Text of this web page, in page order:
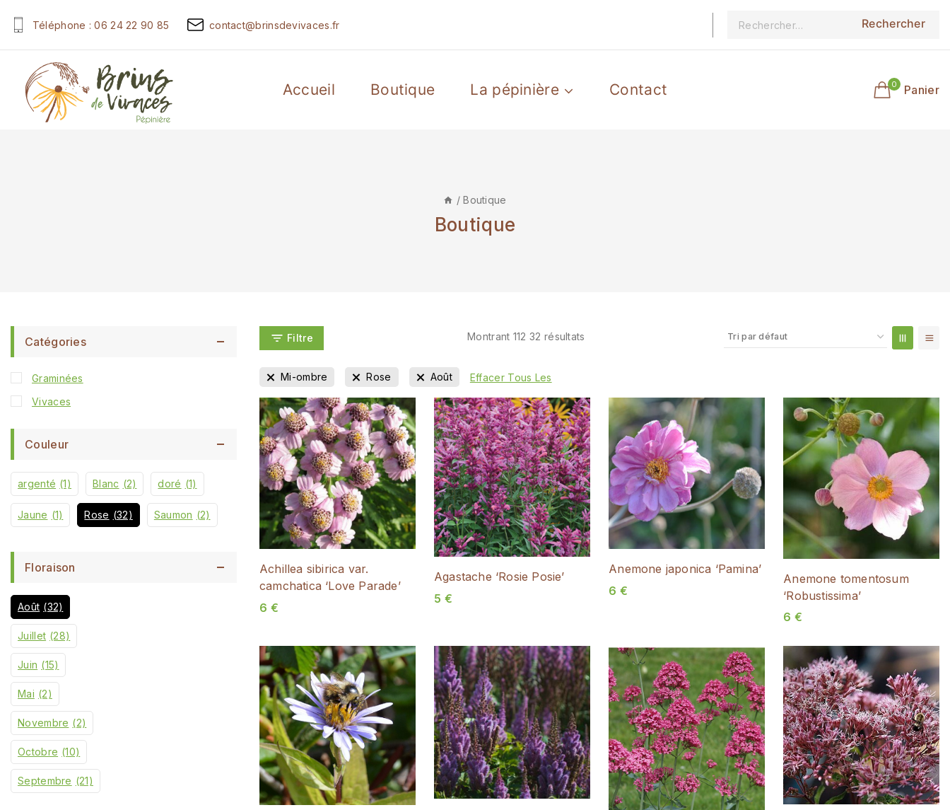
Téléphone : 06 24 22 90 85 contact@brinsdevivaces.fr
Accueil Boutique La pépinière Contact 0 Panier
/ Boutique
Boutique
Filtre Montrant 112 32 résultats
Mi-ombre Rose Août Effacer Tous Les
Achillea sibirica var.
camchatica ‘Love Parade’
6 €
Agastache ‘Rosie Posie’
5 €
Anemone japonica ‘Pamina’
6 €
Anemone tomentosum
‘Robustissima’
6 €
Catégories
Graminées
Vivaces
Couleur
argenté (1) Blanc (2) doré (1)
Jaune (1) Rose (32) Saumon (2)
Floraison
Août (32)
Juillet (28)
Juin (15)
Mai (2)
Novembre (2)
Octobre (10)
Septembre (21)